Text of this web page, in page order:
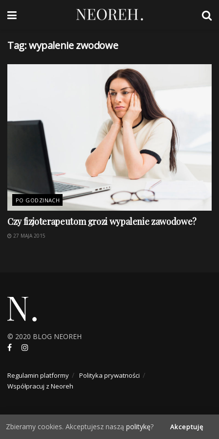
Tag:wypalenie zwodowe
PO GODZINACH
Czy fizjoterapeutom grozi wypalenie zawodowe?
27 MAJA 2015
© 2020 BLOG NEOREH
Regulamin platformy
Polityka prywatności
Współpracuj z Neoreh
Zbieramy cookies. Akceptujesz naszą politykę? Akceptuję